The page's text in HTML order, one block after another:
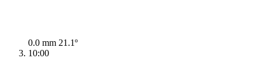
0.0 mm 21.1º
10:00